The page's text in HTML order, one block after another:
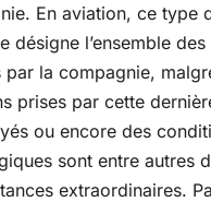
En aviation, ce type
désigne l’ensemble
par la compagnie,
prises par cette
ou encore des
sont entre autres
extraordinaires.